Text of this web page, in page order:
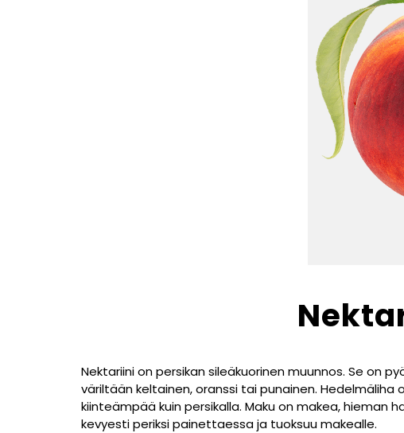
Nektariini on persikan sileäkuorinen muunnos. Se on
väriltään keltainen, oranssi tai punainen.
kiinteämpää kuin persikalla. Maku on makea, hieman
kevyesti periksi painettaessa ja tuoksuu makealle.